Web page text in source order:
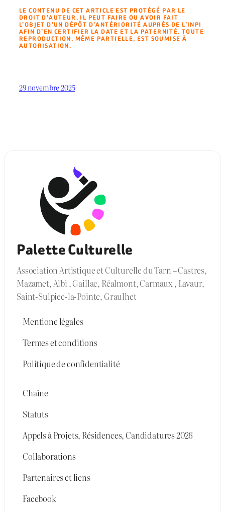
LE CONTENU DE CET ARTICLE EST PROTÉGÉ PAR LE
DROIT D’AUTEUR. IL PEUT FAIRE OU AVOIR FAIT
L’OBJET D’UN DÉPÔT D’ANTÉRIORITÉ AUPRÈS DE L’INPI
AFIN D’EN CERTIFIER LA DATE ET LA PATERNITÉ. TOUTE
REPRODUCTION, MÊME PARTIELLE, EST SOUMISE À
AUTORISATION.
29 novembre 2025
Palette Culturelle
Association Artistique et Culturelle du Tarn – Castres,
Mazamet, Albi , Gaillac, Réalmont, Carmaux , Lavaur,
Saint-Sulpice-la-Pointe, Graulhet
Mentione légales
Termes et conditions
Politique de confidentialité
Chaîne
Statuts
Appels à Projets, Résidences, Candidatures 2026
Collaborations
Partenaires et liens
Facebook